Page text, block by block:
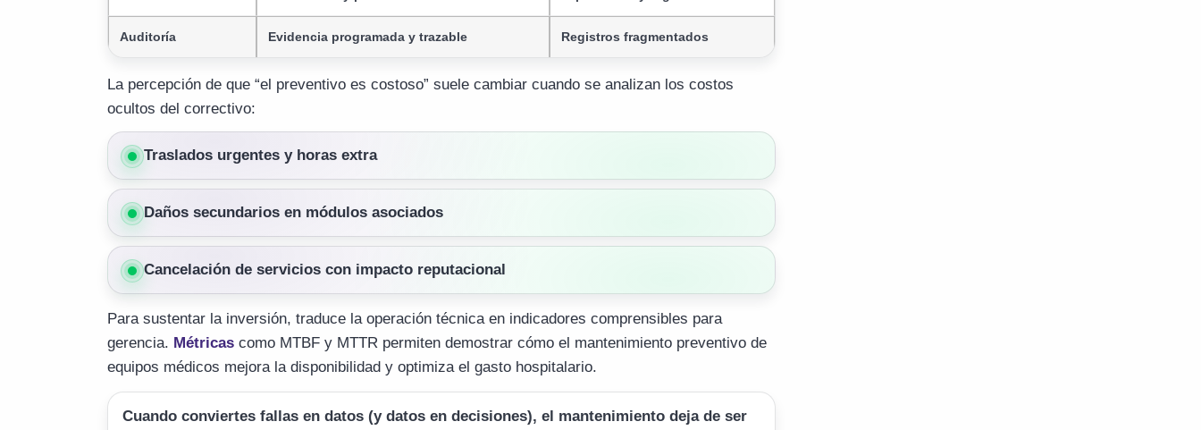
Auditoría Evidencia programada y trazable Registros fragmentados
La percepción de que “el preventivo es costoso” suele cambiar cuando se analizan los costos
ocultos del correctivo:
Traslados urgentes y horas extra
Daños secundarios en módulos asociados
Cancelación de servicios con impacto reputacional
Para sustentar la inversión, traduce la operación técnica en indicadores comprensibles para
gerencia. Métricas como MTBF y MTTR permiten demostrar cómo el mantenimiento preventivo de
equipos médicos mejora la disponibilidad y optimiza el gasto hospitalario.
Cuando conviertes fallas en datos (y datos en decisiones), el mantenimiento deja de ser